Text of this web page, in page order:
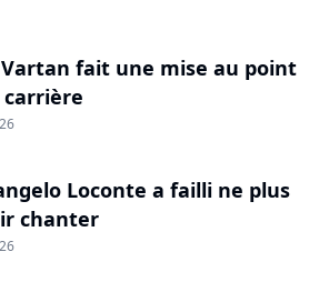
Vartan fait une mise au point
carrière
Loconte a failli ne plus
chanter